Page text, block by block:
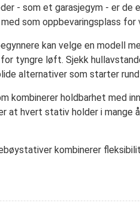
- som et garasjegym - er de
som oppbevaringsplass
kan velge en modell
tyngre løft. Sjekk
alternativer som starter
kombinerer holdbarhet med
at hvert stativ holder i
kombinerer